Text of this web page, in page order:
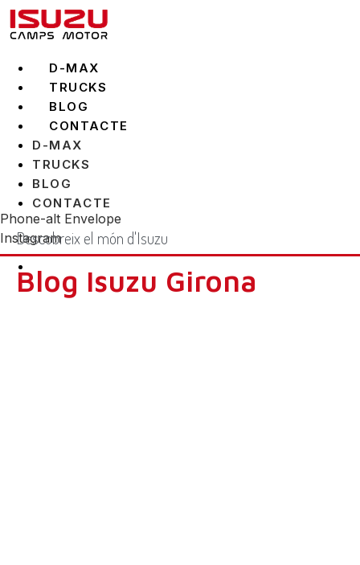
Vés
D-MAX
TRUCKS
BLOG
CONTACTE
D-MAX
TRUCKS
BLOG
CONTACTE
Phone-alt Envelope
Instagram
Descobreix el món d'Isuzu
Blog Isuzu Girona